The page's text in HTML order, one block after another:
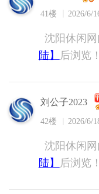
41楼 2026/6/
沈阳休闲
陆】
后浏览！
刘公子2023
42楼 2026/6/
沈阳休闲
陆】
后浏览！